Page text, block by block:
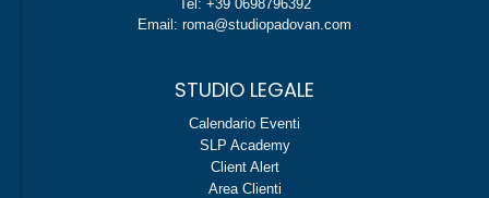
Tel: +39 0698796392
Email: roma@studiopadovan.com
STUDIO LEGALE
Calendario Eventi
SLP Academy
Client Alert
Area Clienti